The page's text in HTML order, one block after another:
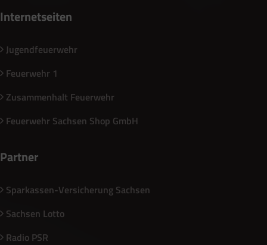
Internetseiten
Jugendfeuerwehr
Feuerwehr 1
Zusammenhalt Feuerwehr
Feuerwehr Sachsen Shop GmbH
Partner
Sparkassen-Versicherung Sachsen
Sachsen Lotto
Radio PSR